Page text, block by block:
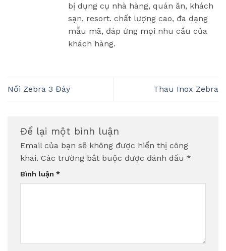
bị dụng cụ nhà hàng, quán ăn, khách
sạn, resort. chất lượng cao, đa dạng
mẫu mã, đáp ứng mọi nhu cầu của
khách hàng.
Nồi Zebra 3 Đáy Thau Inox Zebra
Để lại một bình luận
Email của bạn sẽ không được hiển thị công
khai. Các trường bắt buộc được đánh dấu *
Bình luận *